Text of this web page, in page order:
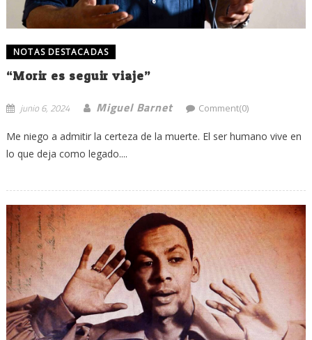
NOTAS DESTACADAS
“Morir es seguir viaje”
junio 6, 2024 Miguel Barnet Comment(0)
Me niego a admitir la certeza de la muerte. El ser humano vive en
lo que deja como legado....